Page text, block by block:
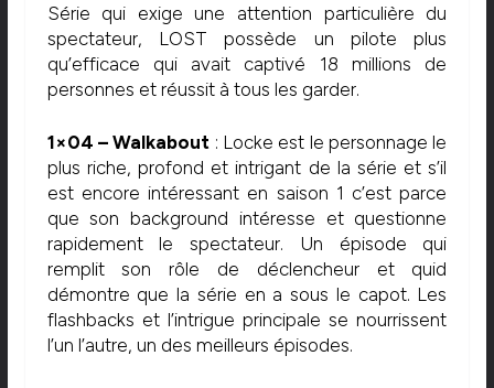
Série qui exige une attention particulière du
spectateur, LOST possède un pilote plus
qu’efficace qui avait captivé 18 millions de
personnes et réussit à tous les garder.
1×04 – Walkabout : Locke est le personnage le
plus riche, profond et intrigant de la série et s’il
est encore intéressant en saison 1 c’est parce
que son background intéresse et questionne
rapidement le spectateur. Un épisode qui
remplit son rôle de déclencheur et quid
démontre que la série en a sous le capot. Les
flashbacks et l’intrigue principale se nourrissent
l’un l’autre, un des meilleurs épisodes.